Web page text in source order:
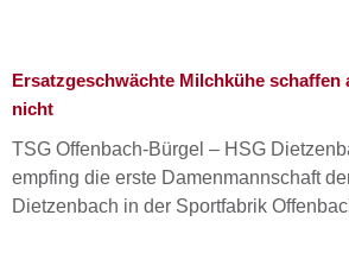
Ersatzgeschwächte Milchkühe schaffen
nicht
TSG Offenbach-Bürgel – HSG
empfing die erste Damenmannschaft
Dietzenbach in der Sportfabrik